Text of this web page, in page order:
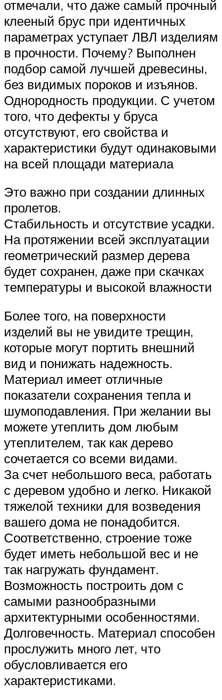
отмечали, что даже самый прочный
клееный брус при идентичных
параметрах уступает ЛВЛ изделиям
в прочности. Почему? Выполнен
подбор самой лучшей древесины,
без видимых пороков и изъянов.
Однородность продукции. С учетом
того, что дефекты у бруса
отсутствуют, его свойства и
характеристики будут одинаковыми
на всей площади материала
Это важно при создании длинных
пролетов.
Стабильность и отсутствие усадки.
На протяжении всей эксплуатации
геометрический размер дерева
будет сохранен, даже при скачках
температуры и высокой влажности
Более того, на поверхности
изделий вы не увидите трещин,
которые могут портить внешний
вид и понижать надежность.
Материал имеет отличные
показатели сохранения тепла и
шумоподавления. При желании вы
можете утеплить дом любым
утеплителем, так как дерево
сочетается со всеми видами.
За счет небольшого веса, работать
с деревом удобно и легко. Никакой
тяжелой техники для возведения
вашего дома не понадобится.
Соответственно, строение тоже
будет иметь небольшой вес и не
так нагружать фундамент.
Возможность построить дом с
самыми разнообразными
архитектурными особенностями.
Долговечность. Материал способен
прослужить много лет, что
обусловливается его
характеристиками.